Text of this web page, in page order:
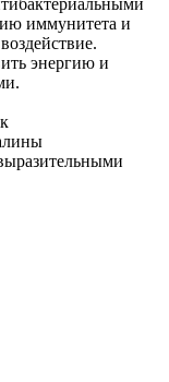
иммунитета и
энергию и